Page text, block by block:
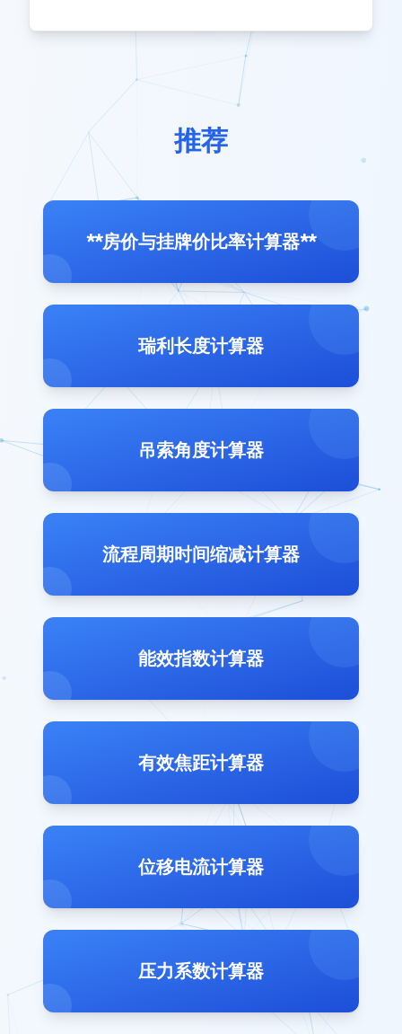
推荐
**房价与挂牌价比率计算器**
瑞利长度计算器
吊索角度计算器
流程周期时间缩减计算器
能效指数计算器
有效焦距计算器
位移电流计算器
压力系数计算器